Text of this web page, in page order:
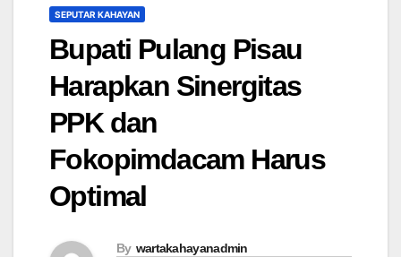
SEPUTAR KAHAYAN
Bupati Pulang Pisau
Harapkan Sinergitas
PPK dan
Fokopimdacam Harus
Optimal
By wartakahayanadmin